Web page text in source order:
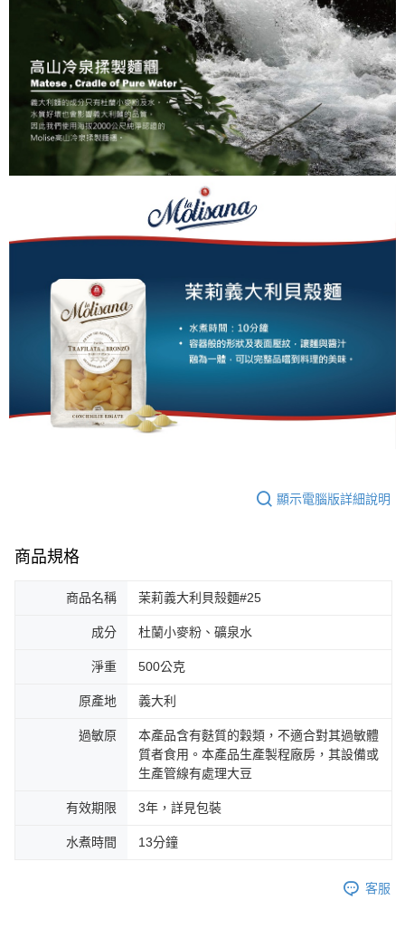
顯示電腦版詳細說明
商品規格
商品名稱 茉莉義大利貝殼麵#25
成分 杜蘭小麥粉、礦泉水
淨重 500公克
原產地 義大利
過敏原
本產品含有麩質的穀類，不適合對其過敏體
質者食用。本產品生產製程廠房，其設備或
生產管線有處理大豆
有效期限 3年，詳見包裝
水煮時間 13分鐘
客服